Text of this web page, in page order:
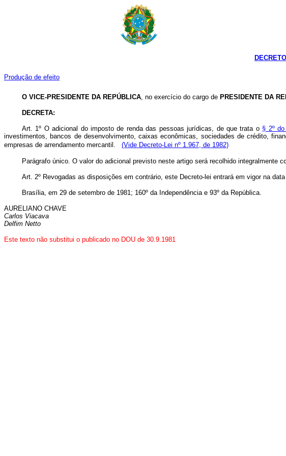
Produção de efeito
O VICE-PRESIDENTE DA REPÚBLICA, no exercício do cargo de PRESIDENTE DA
DECRETA:
Art. 1º O adicional do imposto de renda das pessoas jurídicas, de que trata o § 2º
investimentos, bancos de desenvolvimento, caixas econômicas, sociedades de crédito,
empresas de arrendamento mercantil.
(Vide Decreto-Lei nº 1.967, de 1982)
Parágrafo único. O valor do adicional previsto neste artigo será recolhido integralmente
Art. 2º Revogadas as disposições em contrário, este Decreto-lei entrará em vigor na
Brasília, em 29 de setembro de 1981; 160º da Independência e 93º da República.
AURELIANO CHAVE
Carlos Viacava
Delfim Netto
Este texto não substitui o publicado no DOU de 30.9.1981